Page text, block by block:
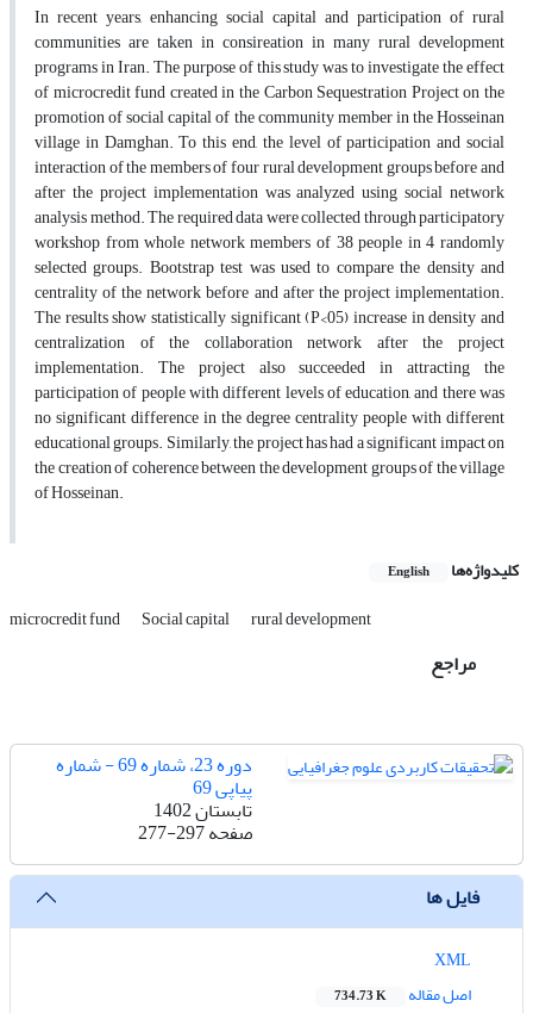
In recent years, enhancing social capital and participation of rural
communities are taken in consireation in many rural development
programs in Iran. The purpose of this study was to investigate the effect
of microcredit fund created in the Carbon Sequestration Project on the
promotion of social capital of the community member in the Hosseinan
village in Damghan. To this end, the level of participation and social
interaction of the members of four rural development groups before and
after the project implementation was analyzed using social network
analysis method. The required data were collected through participatory
workshop from whole network members of 38 people in 4 randomly
selected groups. Bootstrap test was used to compare the density and
centrality of the network before and after the project implementation.
The results show statistically significant (P<05) increase in density and
centralization of the collaboration network after the project
implementation. The project also succeeded in attracting the
participation of people with different levels of education, and there was
no significant difference in the degree centrality people with different
educational groups. Similarly, the project has had a significant impact on
the creation of coherence between the development groups of the village
of Hosseinan.
کلیدواژه‌ها English
microcredit fund Social capital rural development
مراجع
دوره 23، شماره 69 - شماره
پیاپی 69
تابستان 1402
صفحه277-297
فایل ها
اصل مقاله
734.73 K